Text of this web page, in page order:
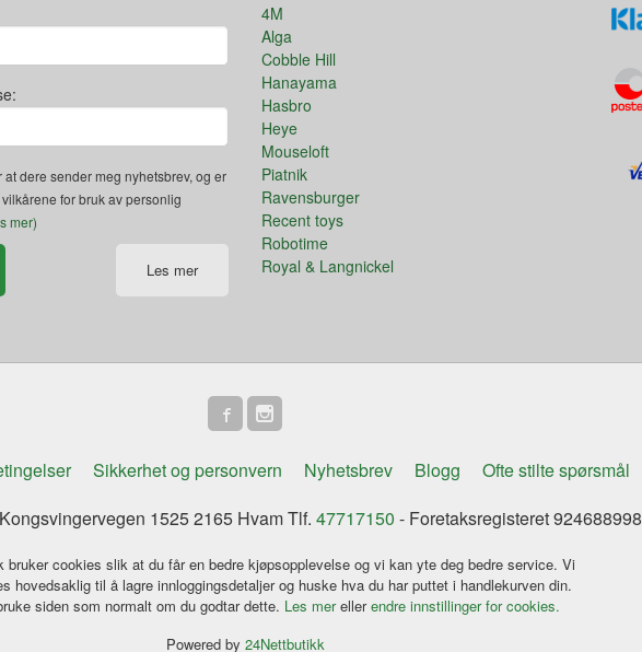
at dere sender meg nyhetsbrev, og er
for bruk av personlig
mer)
Les mer
4M
Alga
Cobble Hill
Hanayama
Hasbro
Heye
Mouseloft
Piatnik
Ravensburger
Recent toys
Robotime
Royal & Langnickel
Sikkerhet og personvern Nyhetsbrev Blogg
Ofte stilte spørsmål
1525 2165 Hvam Tlf. 47717150 - Foretaksregisteret 924688998
bruker cookies slik at du får en bedre kjøpsopplevelse og vi kan yte deg bedre service. Vi
hovedsaklig til å lagre innloggingsdetaljer og huske hva du har puttet i handlekurven din.
siden som normalt om du godtar dette. Les merellerendre innstillinger for cookies.
Powered by 24Nettbutikk